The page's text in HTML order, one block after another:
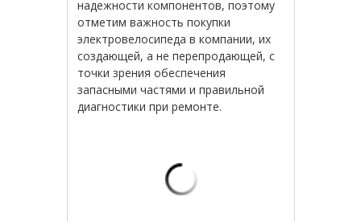
надежности компонентов, поэтому
отметим важность покупки
электровелосипеда в компании, их
создающей, а не перепродающей, с
точки зрения обеспечения
запасными частями и правильной
диагностики при ремонте.